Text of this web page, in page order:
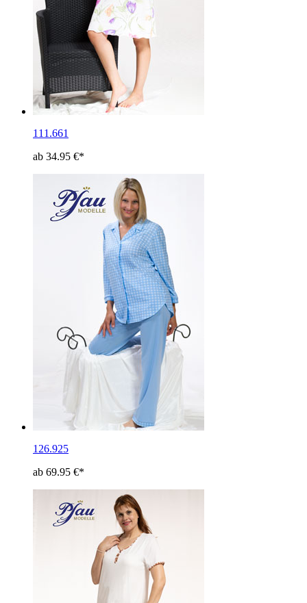
111.661
ab 34.95 €*
126.925
ab 69.95 €*